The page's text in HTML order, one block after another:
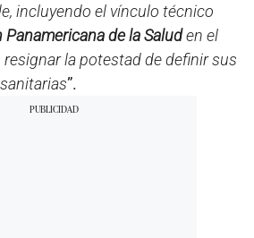
incluyendo el vínculo técnico
Panamericana de la Saluden el
la potestad de definir sus
”.